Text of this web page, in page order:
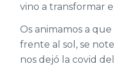
vino a transformar
Os animamos a
frente al sol, se
nos dejó la covid